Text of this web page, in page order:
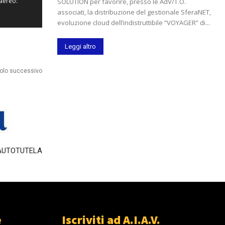
successivo
associati, la distribuzione del gestionale SferaNET,
evoluzione cloud dell’indistruttibile “VOYAGER” di...
Leggi altro
Iscriviti ad A.I.A.V.